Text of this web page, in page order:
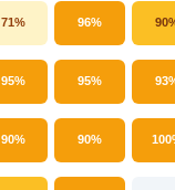
71% 96%
95% 95%
90% 90%